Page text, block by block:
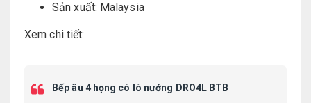
Sản xuất: Malaysia
Xem chi tiết:
Bếp âu 4 họng có lò nướng DRO4L BTB